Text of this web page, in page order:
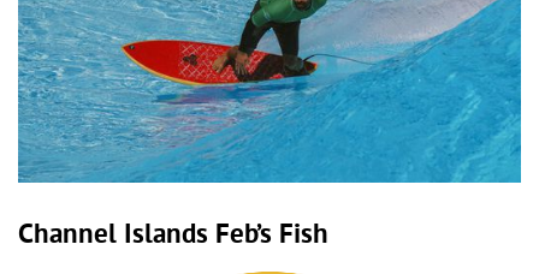
Channel Islands Feb’s Fish